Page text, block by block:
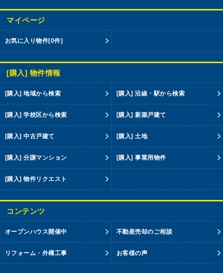
マイページ
お気に入り物件[0件]
[購入] 物件情報
[購入] 地域から検索 [購入] 沿線・駅から検索
[購入] 学校区から検索 [購入] 新築戸建て
[購入] 中古戸建て [購入] 土地
[購入] 分譲マンション [購入] 事業用物件
[購入] 物件リクエスト
コンテンツ
オープンハウス開催中 不動産売却のご相談
リフォーム・外構工事 お客様の声